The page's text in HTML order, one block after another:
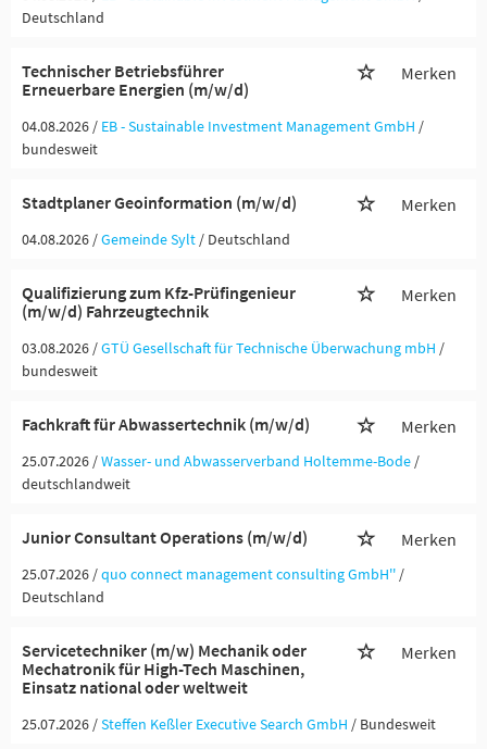
Deutschland
Technischer Betriebsführer
Erneuerbare Energien (m/w/d)
Merken
04.08.2026 / EB - Sustainable Investment Management GmbH /
bundesweit
Stadtplaner Geoinformation (m/w/d) Merken
04.08.2026 /Gemeinde Sylt / Deutschland
Qualifizierung zum Kfz-Prüfingenieur
(m/w/d) Fahrzeugtechnik
Merken
03.08.2026 /GTÜ Gesellschaft für Technische Überwachung mbH /
bundesweit
Fachkraft für Abwassertechnik (m/w/d) Merken
25.07.2026 /Wasser- und Abwasserverband Holtemme-Bode /
deutschlandweit
Junior Consultant Operations (m/w/d) Merken
25.07.2026 /quo connect management consulting GmbH'' /
Deutschland
Servicetechniker (m/w) Mechanik oder
Mechatronik für High-Tech Maschinen,
Einsatz national oder weltweit
Merken
25.07.2026 /Steffen Keßler Executive Search GmbH / Bundesweit